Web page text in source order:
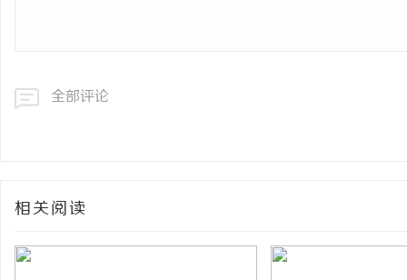
全部评论
相关阅读